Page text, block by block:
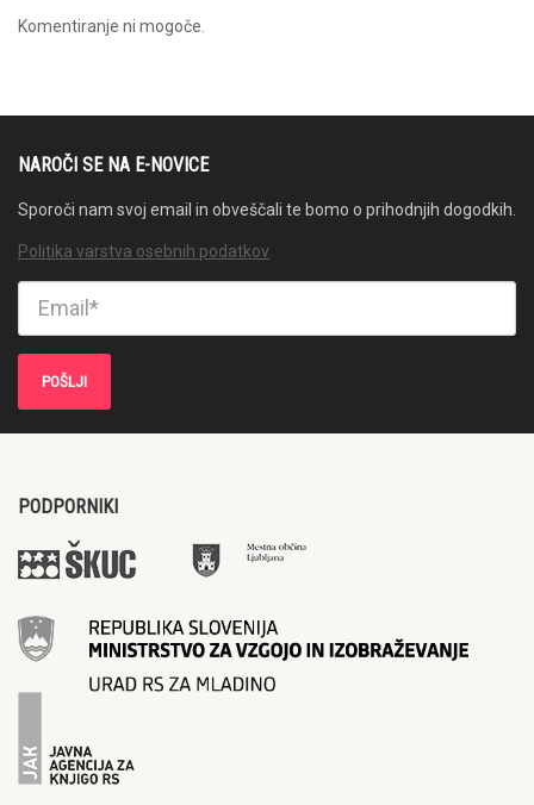
Komentiranje ni mogoče.
NAROČI SE NA E-NOVICE
Sporoči nam svoj email in obveščali te bomo o prihodnjih dogodkih.
Politika varstva osebnih podatkov
PODPORNIKI